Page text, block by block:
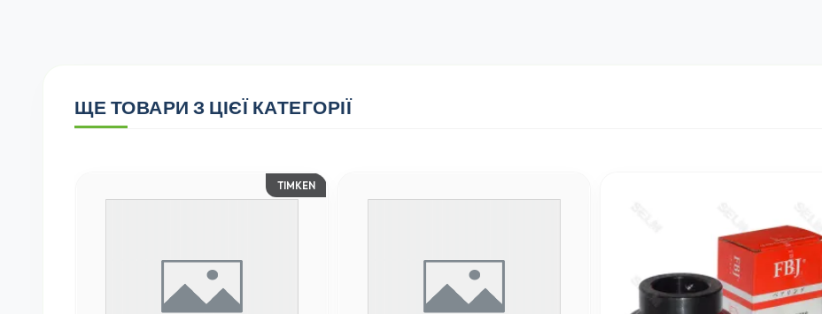
ЩЕ ТОВАРИ З ЦІЄЇ КАТЕГОРІЇ
TIMKEN